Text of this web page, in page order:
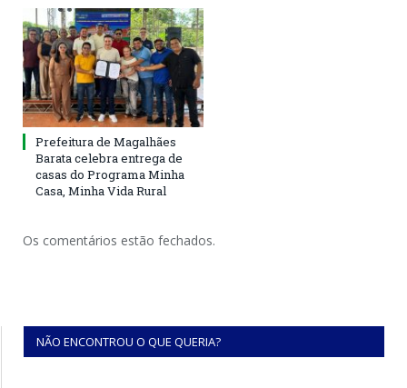
Prefeitura de Magalhães
Barata celebra entrega de
casas do Programa Minha
Casa, Minha Vida Rural
Os comentários estão fechados.
NÃO ENCONTROU O QUE QUERIA?